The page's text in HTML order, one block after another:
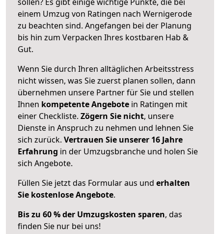
einem Umzug von Ratingen nach Wernigerode
zu beachten sind. Angefangen bei der Planung
bis hin zum Verpacken Ihres kostbaren Hab &
Gut.
Wenn Sie durch Ihren alltäglichen Arbeitsstress
nicht wissen, was Sie zuerst planen sollen, dann
übernehmen unsere Partner für Sie und stellen
Ihnen kompetente Angebote in Ratingen mit
einer Checkliste. Zögern Sie nicht, unsere
Dienste in Anspruch zu nehmen und lehnen Sie
sich zurück. Vertrauen Sie unserer 16 Jahre
Erfahrung in der Umzugsbranche und holen Sie
sich Angebote.
Füllen Sie jetzt das Formular aus und erhalten
Sie kostenlose Angebote.
Bis zu 60 % der Umzugskosten sparen, das
finden Sie nur bei uns!